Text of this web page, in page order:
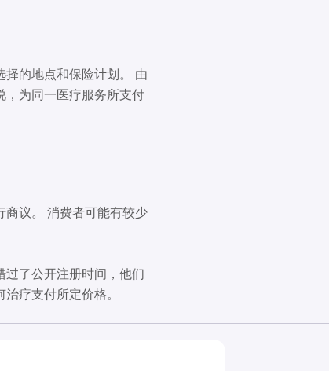
的地点和保险计划。 由
为同一医疗服务所支付
议。 消费者可能有较少
了公开注册时间，他们
疗支付所定价格。